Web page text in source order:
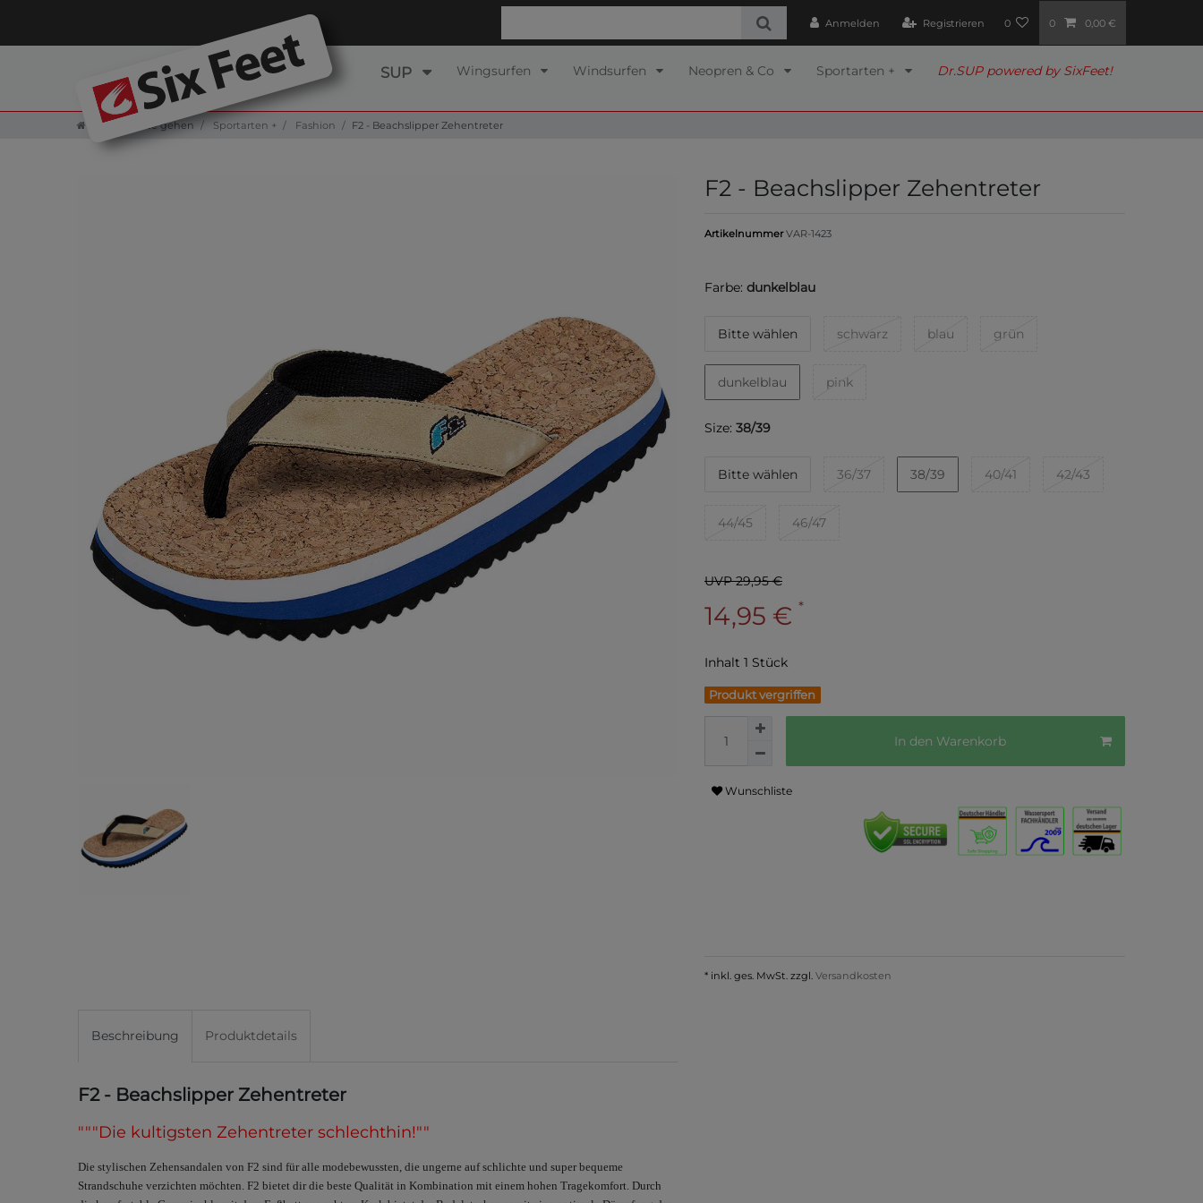
Anmelden Registrieren 0 0 0,00 €
SUP Wingsurfen Windsurfen Neopren & Co Sportarten + Dr.SUP powered by SixFeet!
Zur Startseite gehen Sportarten + Fashion F2 - Beachslipper Zehentreter
F2 - Beachslipper Zehentreter
ArtikelnummerVAR-1423
Farbe: dunkelblau
Bitte wählen schwarz blau grün
dunkelblau pink
Size: 38/39
Bitte wählen 36/37 38/39 40/41 42/43
44/45 46/47
UVP 29,95 €
14,95 € *
Inhalt 1 Stück
Produkt vergriffen
In den Warenkorb
Wunschliste
* inkl. ges. MwSt. zzgl. Versandkosten
Beschreibung Produktdetails
F2 - Beachslipper Zehentreter
"""Die kultigsten Zehentreter schlechthin!""
Die stylischen Zehensandalen von F2 sind für alle modebewussten, die ungerne auf schlichte und super bequeme
Strandschuhe verzichten möchten. F2 bietet dir die beste Qualität in Kombination mit einem hohen Tragekomfort. Durch